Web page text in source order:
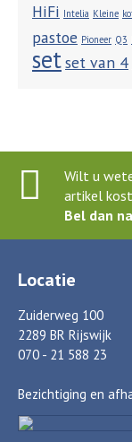
HiFi Intelia Kleine
pastoe Pioneer Q3
setset van 4
Wilt u
artikel
Bel dan
Locatie
Zuiderweg 100
2289 BR Rijswijk
070 - 21 588 23
Bezichtiging en